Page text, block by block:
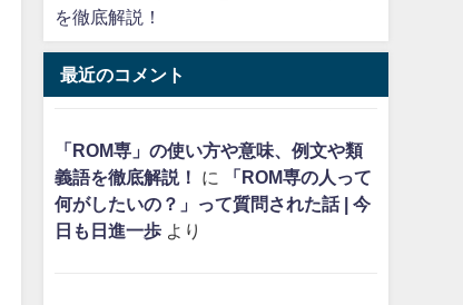
を徹底解説！
最近のコメント
「ROM専」の使い方や意味、例文や類
義語を徹底解説！
に
「ROM専の人って
何がしたいの？」って質問された話 | 今
日も日進一歩より